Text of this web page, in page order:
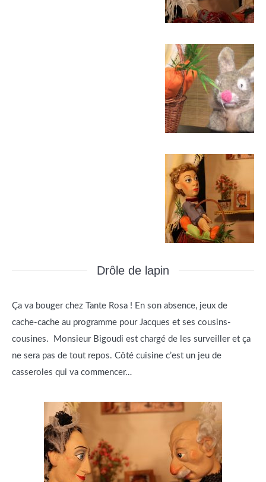
Drôle de lapin
Ça va bouger chez Tante Rosa ! En son absence, jeux de
cache-cache au programme pour Jacques et ses cousins-
cousines. Monsieur Bigoudi est chargé de les surveiller et ça
ne sera pas de tout repos. Côté cuisine c’est un jeu de
casseroles qui va commencer…